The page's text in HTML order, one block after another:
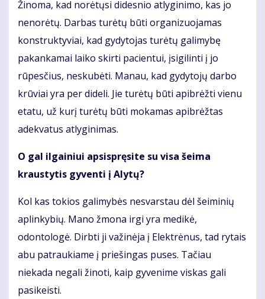
Žinoma, kad norėtųsi didesnio atlyginimo, kas jo
nenorėtų. Darbas turėtų būti organizuojamas
konstruktyviai, kad gydytojas turėtų galimybę
pakankamai laiko skirti pacientui, įsigilinti į jo
rūpesčius, neskubėti. Manau, kad gydytojų darbo
krūviai yra per dideli. Jie turėtų būti apibrėžti vienu
etatu, už kurį turėtų būti mokamas apibrėžtas
adekvatus atlyginimas.
O gal ilgainiui apsispręsite su visa šeima
kraustytis gyventi į Alytų?
Kol kas tokios galimybės nesvarstau dėl šeiminių
aplinkybių. Mano žmona irgi yra medikė,
odontologė. Dirbti ji važinėja į Elektrėnus, tad rytais
abu patraukiame į priešingas puses. Tačiau
niekada negali žinoti, kaip gyvenime viskas gali
pasikeisti.